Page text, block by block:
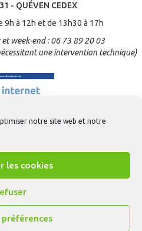
notre site web et notre
les cookies
préférences
- QUÉVEN CEDEX
9h à 12h et de 13h30 à 17h
week-end : 06 73 89 20 03
une intervention technique)